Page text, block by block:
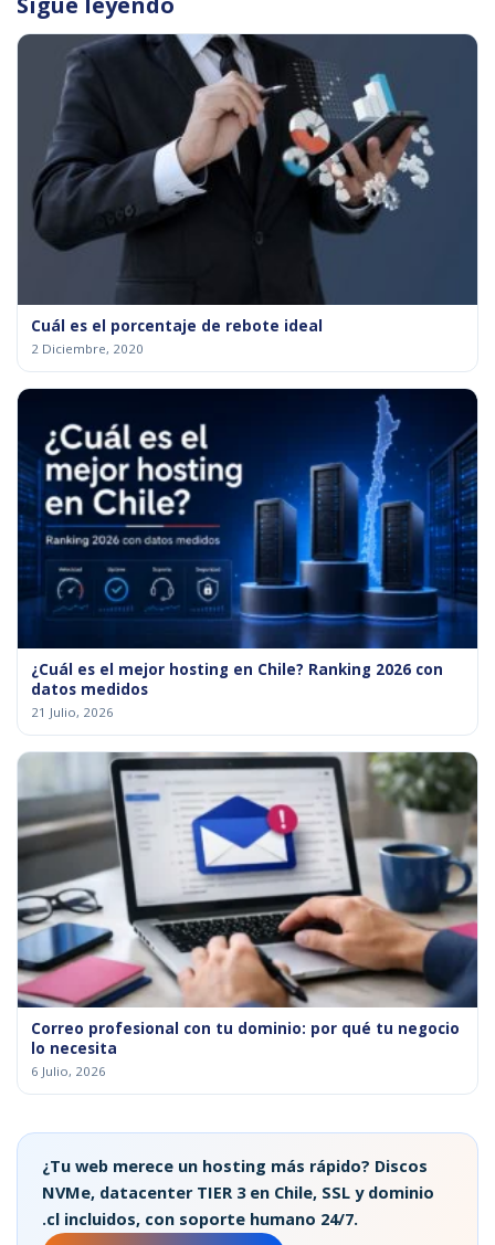
Cuál es el porcentaje de rebote ideal
2 Diciembre, 2020
¿Cuál es el mejor hosting en Chile? Ranking 2026 con
datos medidos
21 Julio, 2026
Correo profesional con tu dominio: por qué tu negocio
lo necesita
6 Julio, 2026
¿Tu web merece un hosting más rápido? Discos
NVMe, datacenter TIER 3 en Chile, SSL y dominio
.cl incluidos, con soporte humano 24/7.